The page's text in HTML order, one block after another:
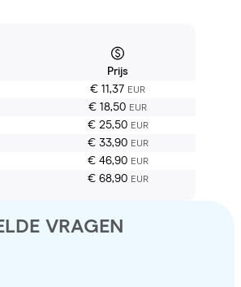
Prijs
€ 11,37 EUR
€ 18,50 EUR
€ 25,50 EUR
€ 33,90 EUR
€ 46,90 EUR
€ 68,90 EUR
VRAGEN